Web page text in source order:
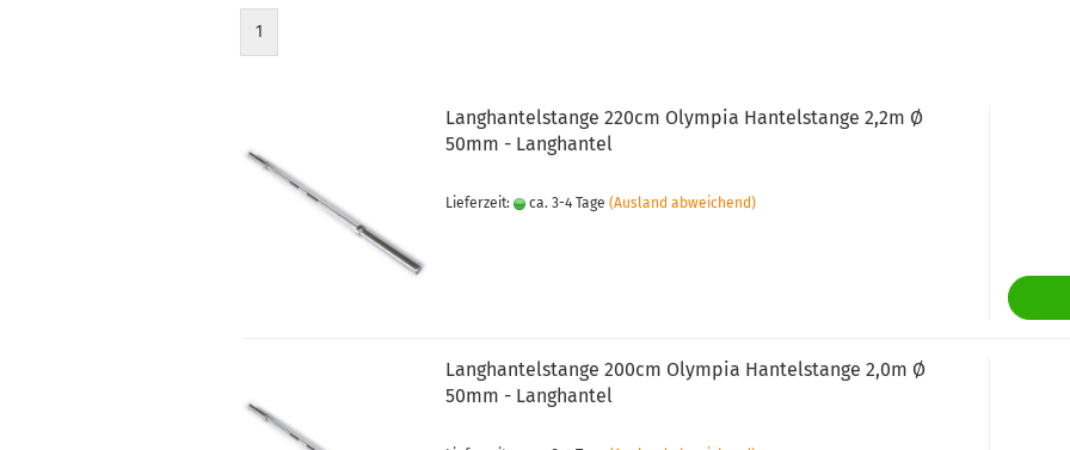
1
Langhantelstange 220cm Olympia Hantelstange 2,2m Ø
50mm - Langhantel
Lieferzeit: ca. 3-4 Tage (Ausland abweichend)
Langhantelstange 200cm Olympia Hantelstange 2,0m Ø
50mm - Langhantel